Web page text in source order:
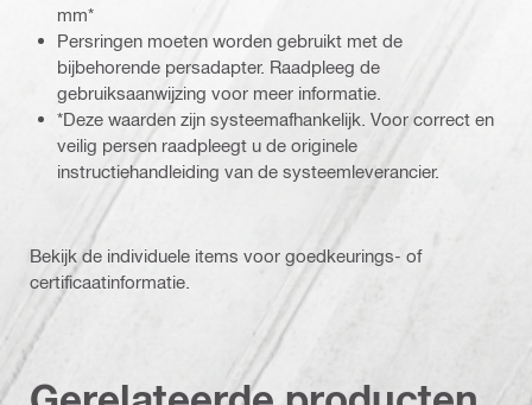
mm*
Persringen moeten worden gebruikt met de
bijbehorende persadapter. Raadpleeg de
gebruiksaanwijzing voor meer informatie.
*Deze waarden zijn systeemafhankelijk. Voor correct en
veilig persen raadpleegt u de originele
instructiehandleiding van de systeemleverancier.
Bekijk de individuele items voor goedkeurings- of
certificaatinformatie.